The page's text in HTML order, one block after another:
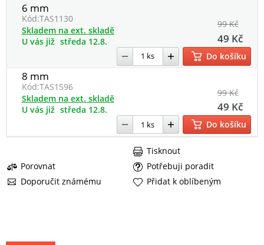
6 mm
Kód:TAS1130 99 Kč
49 Kč
Skladem na ext. skladě
U vás již středa 12.8.
Do košíku
8 mm
Kód:TAS1596 99 Kč
49 Kč
Skladem na ext. skladě
U vás již středa 12.8.
Do košíku
Porovnat
Potřebuji poradit
Doporučit známému
Tisknout
Přidat k oblíbeným